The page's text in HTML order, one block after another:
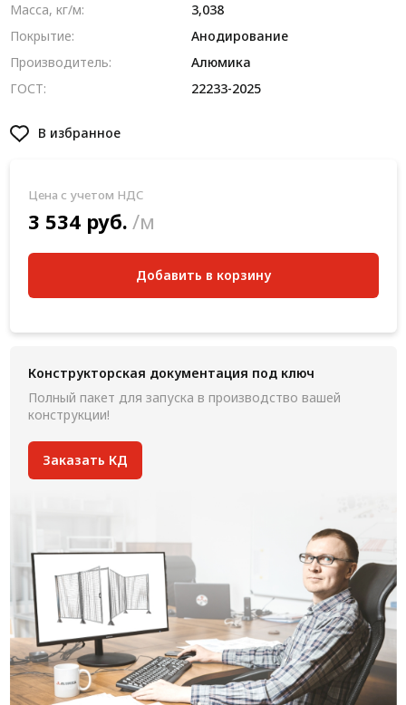
Масса, кг/м:
3,038
Покрытие:
Анодирование
Производитель:
Алюмика
ГОСТ:
22233-2025
В избранное
Цена с учетом НДС
3 534 руб. /м
Добавить в корзину
Конструкторская документация под ключ
Полный пакет для запуска в производство вашей
конструкции!
Заказать КД